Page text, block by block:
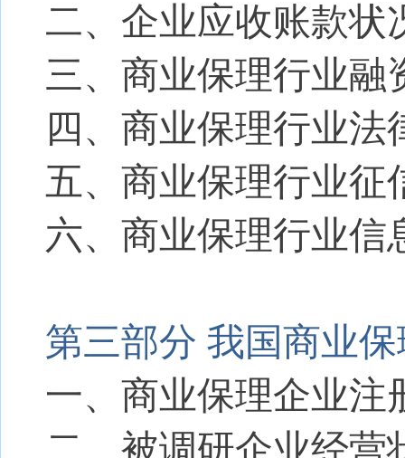
二、企业应收账款状
三、商业保理行业融
四、商业保理行业法
五、商业保理行业征
六、商业保理行业信
第三部分 我国商业
一、商业保理企业注
二、被调研企业经营